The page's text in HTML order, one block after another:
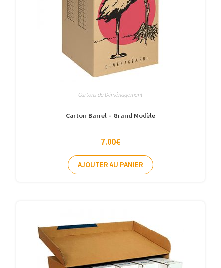
Cartons de Déménagement
Carton Barrel – Grand Modèle
7.00€
AJOUTER AU PANIER